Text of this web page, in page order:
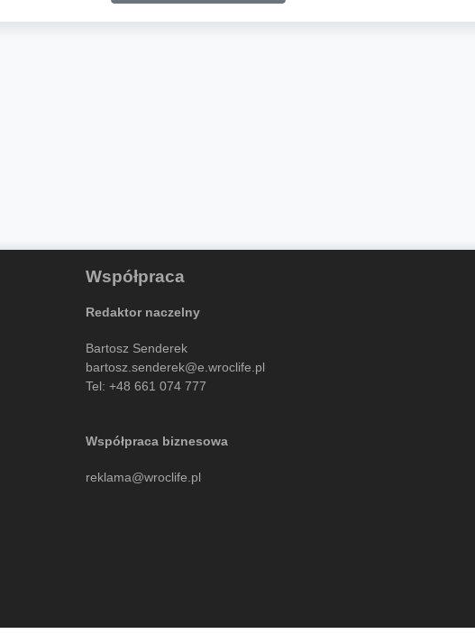
Współpraca
Redaktor naczelny
Bartosz Senderek
bartosz.senderek@e.wroclife.pl
Tel: +48 661 074 777
Współpraca biznesowa
reklama@wroclife.pl